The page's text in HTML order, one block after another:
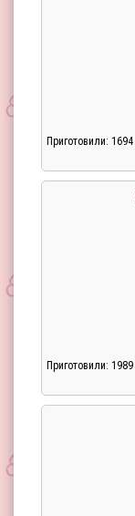
Приготовили: 1694
Приготовили: 1989